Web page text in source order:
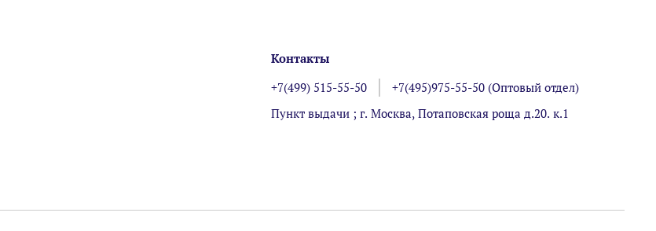
Контакты
+7(499) 515-55-50
+7(495)975-55-50 (Оптовый отдел)
Пункт выдачи ; г. Москва, Потаповская роща д.20. к.1